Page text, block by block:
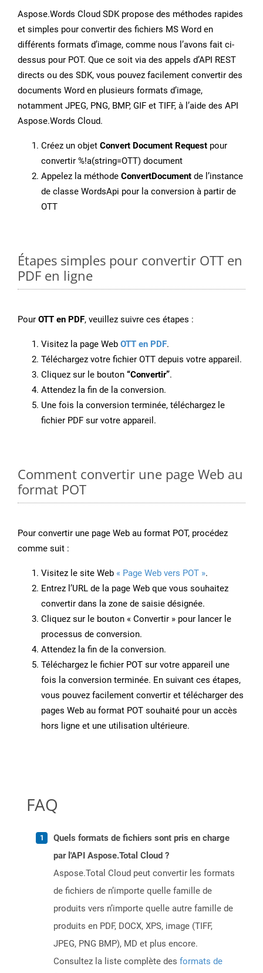
Aspose.Words Cloud SDK propose des méthodes rapides
et simples pour convertir des fichiers MS Word en
différents formats d’image, comme nous l’avons fait ci-
dessus pour POT. Que ce soit via des appels d’API REST
directs ou des SDK, vous pouvez facilement convertir des
documents Word en plusieurs formats d’image,
notamment JPEG, PNG, BMP, GIF et TIFF, à l’aide des API
Aspose.Words Cloud.
Créez un objet Convert Document Request pour
convertir %!a(string=OTT) document
Appelez la méthode ConvertDocument de l’instance
de classe WordsApi pour la conversion à partir de
OTT
Étapes simples pour convertir OTT en
PDF en ligne
Pour OTT en PDF, veuillez suivre ces étapes :
Visitez la page Web OTT en PDF.
Téléchargez votre fichier OTT depuis votre appareil.
Cliquez sur le bouton “Convertir”.
Attendez la fin de la conversion.
Une fois la conversion terminée, téléchargez le
fichier PDF sur votre appareil.
Comment convertir une page Web au
format POT
Pour convertir une page Web au format POT, procédez
comme suit :
Visitez le site Web « Page Web vers POT ».
Entrez l’URL de la page Web que vous souhaitez
convertir dans la zone de saisie désignée.
Cliquez sur le bouton « Convertir » pour lancer le
processus de conversion.
Attendez la fin de la conversion.
Téléchargez le fichier POT sur votre appareil une
fois la conversion terminée. En suivant ces étapes,
vous pouvez facilement convertir et télécharger des
pages Web au format POT souhaité pour un accès
hors ligne et une utilisation ultérieure.
FAQ
Quels formats de fichiers sont pris en charge
par l'API Aspose.Total Cloud ?
Aspose.Total Cloud peut convertir les formats
de fichiers de n’importe quelle famille de
produits vers n’importe quelle autre famille de
produits en PDF, DOCX, XPS, image (TIFF,
JPEG, PNG BMP), MD et plus encore.
Consultez la liste complète des formats de